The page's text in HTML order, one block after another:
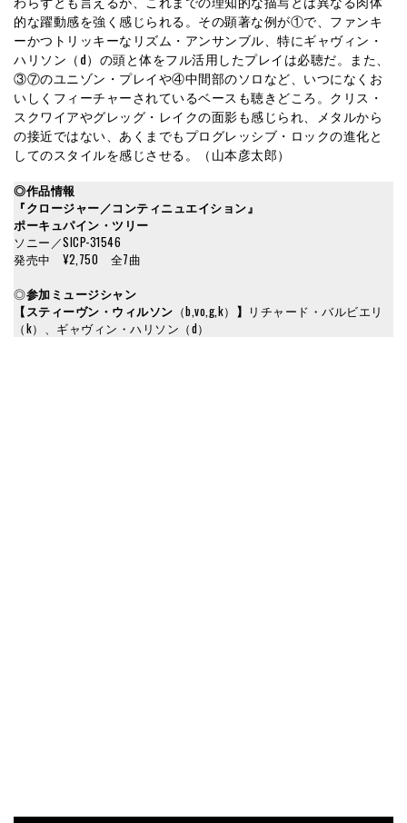
的な躍動感を強く感じられる。その顕著な例が①で、ファンキ
ーかつトリッキーなリズム・アンサンブル、特にギャヴィン・
ハリソン（d）の頭と体をフル活用したプレイは必聴だ。また、
③⑦のユニゾン・プレイや④中間部のソロなど、いつになくお
いしくフィーチャーされているベースも聴きどころ。クリス・
スクワイアやグレッグ・レイクの面影も感じられ、メタルから
の接近ではない、あくまでもプログレッシブ・ロックの進化と
してのスタイルを感じさせる。（山本彦太郎）
◎作品情報
『クロージャー／コンティニュエイション 』
ポーキュパイン・ツリー
ソニー／SICP-31546
発売中 ¥2,750 全7曲
◎参加ミュージシャン
【スティーヴン・ウィルソン （b,vo,g,k） 】 リチャード・バルビエリ
（k）、ギャヴィン・ハリソン（d）